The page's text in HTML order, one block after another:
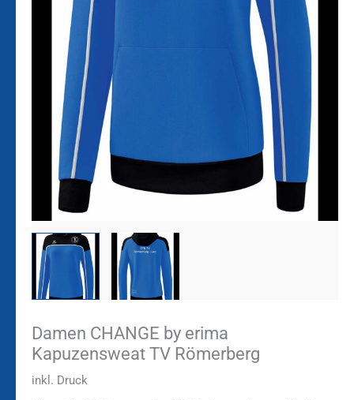
Damen CHANGE by erima
Kapuzensweat TV Römerberg
inkl. Druck